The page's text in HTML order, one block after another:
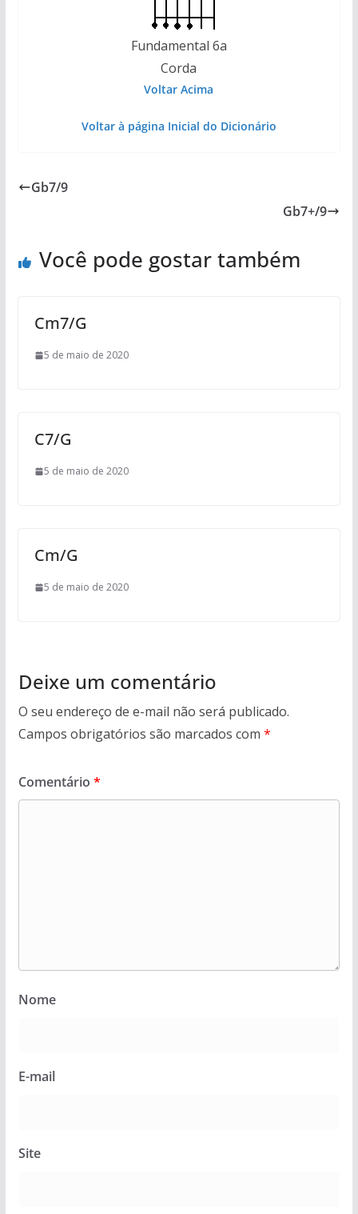
Fundamental 6a
Corda
Voltar Acima
Voltar à página Inicial do Dicionário
Gb7/9
Gb7+/9
Você pode gostar também
Cm7/G
5 de maio de 2020
C7/G
5 de maio de 2020
Cm/G
5 de maio de 2020
Deixe um comentário
O seu endereço de e-mail não será publicado.
Campos obrigatórios são marcados com *
Comentário *
Nome
E-mail
Site